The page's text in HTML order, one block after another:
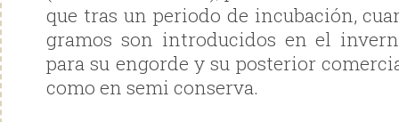
que tras un periodo de incubación,
gramos son introducidos en el
para su engorde y su posterior
como en semi conserva.